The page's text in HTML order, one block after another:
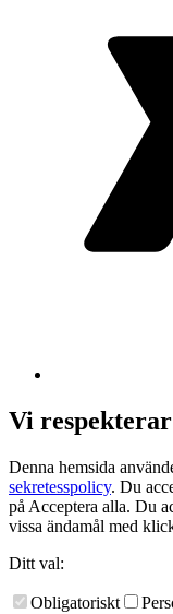
Vi
Denna hemsida
sekretesspolicy. Du
på Acceptera alla. Du
vissa ändamål med
Ditt val:
Obligatoriskt